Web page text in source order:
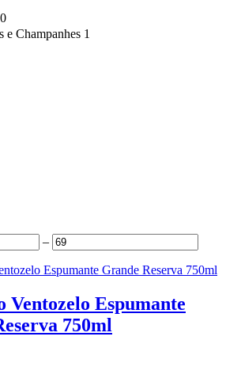
00
products
e Champanhes 1
–
Ventozelo Espumante
750ml